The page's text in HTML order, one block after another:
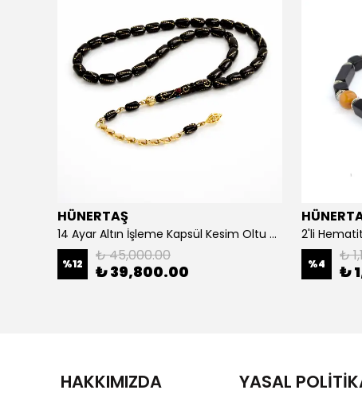
HÜNERTAŞ
14 Ayar Altın İşleme Kapsül Kesim Oltu Taşı Tespih
%12 ₺ 45,000.00
₺ 39,800.00
2'li
%4 ₺
₺
HAKKIMIZDA YASAL